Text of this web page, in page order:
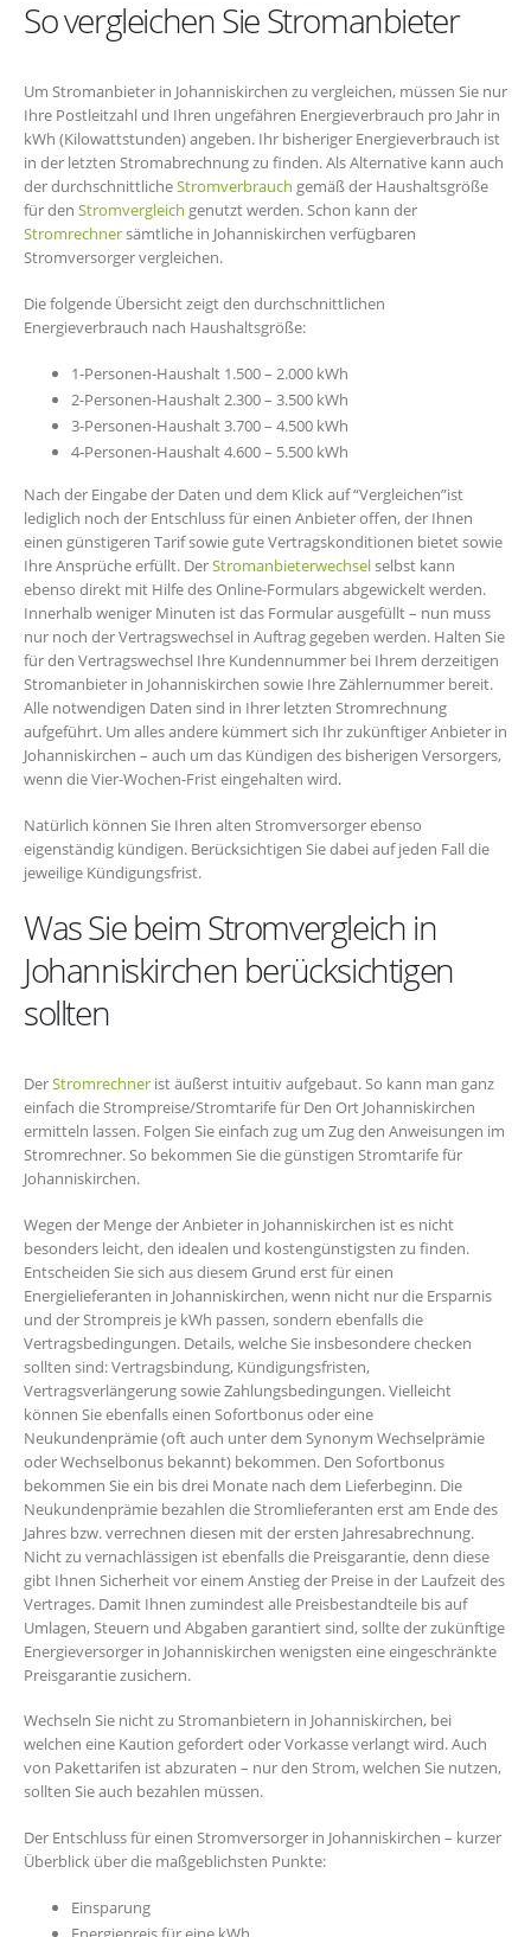
So vergleichen Sie Stromanbieter
Um Stromanbieter in Johanniskirchen zu vergleichen, müssen Sie nur
Ihre Postleitzahl und Ihren ungefähren Energieverbrauch pro Jahr in
kWh (Kilowattstunden) angeben. Ihr bisheriger Energieverbrauch ist
in der letzten Stromabrechnung zu finden. Als Alternative kann auch
der durchschnittlicheStromverbrauch gemäß der Haushaltsgröße
für den Stromvergleich genutzt werden. Schon kann der
Stromrechnersämtliche in Johanniskirchen verfügbaren
Stromversorger vergleichen.
Die folgende Übersicht zeigt den durchschnittlichen
Energieverbrauch nach Haushaltsgröße:
1-Personen-Haushalt 1.500 – 2.000 kWh
2-Personen-Haushalt 2.300 – 3.500 kWh
3-Personen-Haushalt 3.700 – 4.500 kWh
4-Personen-Haushalt 4.600 – 5.500 kWh
Nach der Eingabe der Daten und dem Klick auf “Vergleichen”ist
lediglich noch der Entschluss für einen Anbieter offen, der Ihnen
einen günstigeren Tarif sowie gute Vertragskonditionen bietet sowie
Ihre Ansprüche erfüllt. DerStromanbieterwechselselbst kann
ebenso direkt mit Hilfe des Online-Formulars abgewickelt werden.
Innerhalb weniger Minuten ist das Formular ausgefüllt – nun muss
nur noch der Vertragswechsel in Auftrag gegeben werden. Halten Sie
für den Vertragswechsel Ihre Kundennummer bei Ihrem derzeitigen
Stromanbieter in Johanniskirchen sowie Ihre Zählernummer bereit.
Alle notwendigen Daten sind in Ihrer letzten Stromrechnung
aufgeführt. Um alles andere kümmert sich Ihr zukünftiger Anbieter in
Johanniskirchen – auch um das Kündigen des bisherigen Versorgers,
wenn die Vier-Wochen-Frist eingehalten wird.
Natürlich können Sie Ihren alten Stromversorger ebenso
eigenständig kündigen. Berücksichtigen Sie dabei auf jeden Fall die
jeweilige Kündigungsfrist.
Was Sie beim Stromvergleich in
Johanniskirchen berücksichtigen
sollten
DerStromrechner ist äußerst intuitiv aufgebaut. So kann man ganz
einfach die Strompreise/Stromtarife für Den Ort Johanniskirchen
ermitteln lassen. Folgen Sie einfach zug um Zug den Anweisungen im
Stromrechner. So bekommen Sie die günstigen Stromtarife für
Johanniskirchen.
Wegen der Menge der Anbieter in Johanniskirchen ist es nicht
besonders leicht, den idealen und kostengünstigsten zu finden.
Entscheiden Sie sich aus diesem Grund erst für einen
Energielieferanten in Johanniskirchen, wenn nicht nur die Ersparnis
und der Strompreis je kWh passen, sondern ebenfalls die
Vertragsbedingungen. Details, welche Sie insbesondere checken
sollten sind: Vertragsbindung, Kündigungsfristen,
Vertragsverlängerung sowie Zahlungsbedingungen. Vielleicht
können Sie ebenfalls einen Sofortbonus oder eine
Neukundenprämie (oft auch unter dem Synonym Wechselprämie
oder Wechselbonus bekannt) bekommen. Den Sofortbonus
bekommen Sie ein bis drei Monate nach dem Lieferbeginn. Die
Neukundenprämie bezahlen die Stromlieferanten erst am Ende des
Jahres bzw. verrechnen diesen mit der ersten Jahresabrechnung.
Nicht zu vernachlässigen ist ebenfalls die Preisgarantie, denn diese
gibt Ihnen Sicherheit vor einem Anstieg der Preise in der Laufzeit des
Vertrages. Damit Ihnen zumindest alle Preisbestandteile bis auf
Umlagen, Steuern und Abgaben garantiert sind, sollte der zukünftige
Energieversorger in Johanniskirchen wenigsten eine eingeschränkte
Preisgarantie zusichern.
Wechseln Sie nicht zu Stromanbietern in Johanniskirchen, bei
welchen eine Kaution gefordert oder Vorkasse verlangt wird. Auch
von Pakettarifen ist abzuraten – nur den Strom, welchen Sie nutzen,
sollten Sie auch bezahlen müssen.
Der Entschluss für einen Stromversorger in Johanniskirchen – kurzer
Überblick über die maßgeblichsten Punkte:
Einsparung